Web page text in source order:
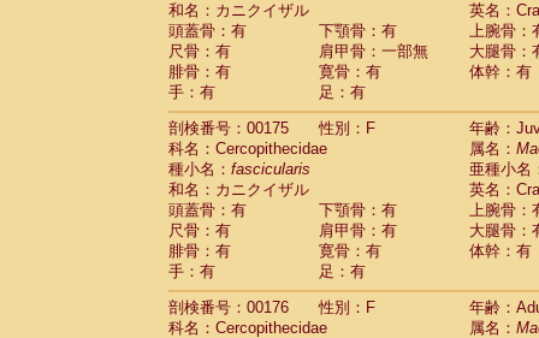
和名：カニクイザル
英名：
頭蓋骨：有
下顎骨：有
上腕骨：
尺骨：有
肩甲骨：一部無
大腿骨：
腓骨：有
寛骨：有
体幹：有
手：有
足：有
剖検番号：00175
性別：F
年齢：
科名：Cercopithecidae
属名：
種小名： fascicularis
亜種小名
和名：カニクイザル
英名：
頭蓋骨：有
下顎骨：有
上腕骨：
尺骨：有
肩甲骨：有
大腿骨：
腓骨：有
寛骨：有
体幹：有
手：有
足：有
剖検番号：00176
性別：F
年齢：
科名：Cercopithecidae
属名：